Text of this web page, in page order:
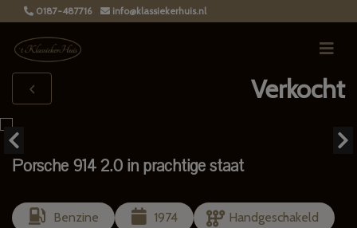
0187-487716 info@klassiekerhuis.nl
Verkocht
Porsche 914 2.0 in prachtige staat
Benzine 1974
Handgeschakeld